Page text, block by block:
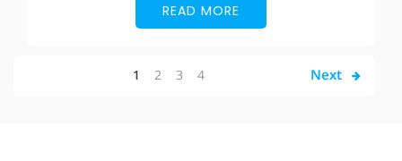
READ MORE
1 2 3 4 Next